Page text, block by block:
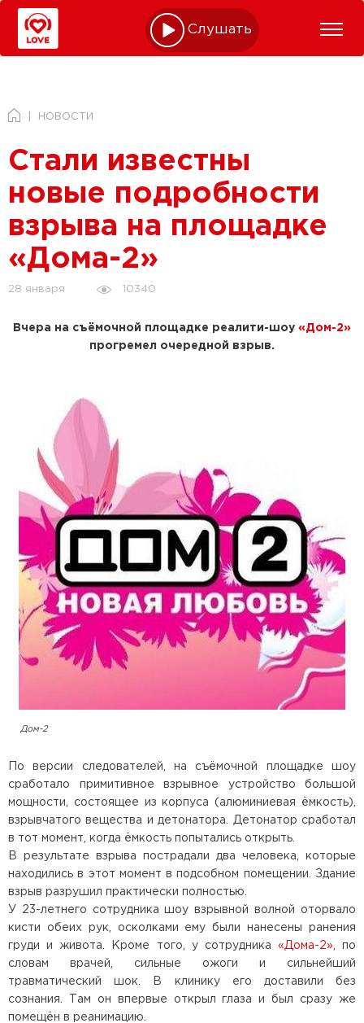
Слушать online
НОВОСТИ
Стали известны
новые подробности
взрыва на площадке
«Дома-2»
28 января 10340
Вчера на съёмочной площадке реалити-шоу «Дом-2»
прогремел очередной взрыв.
Дом-2
По версии следователей, на съёмочной площадке шоу
сработало примитивное взрывное устройство большой
мощности, состоящее из корпуса (алюминиевая ёмкость),
взрывчатого вещества и детонатора. Детонатор сработал
в тот момент, когда ёмкость попытались открыть.
В результате взрыва пострадали два человека, которые
находились в этот момент в подсобном помещении. Здание
взрыв разрушил практически полностью.
У 23-летнего сотрудника шоу взрывной волной оторвало
кисти обеих рук, осколками ему были нанесены ранения
груди и живота. Кроме того, у сотрудника «Дома-2» , по
словам врачей, сильные ожоги и сильнейший
травматический шок. В клинику его доставили без
сознания. Там он впервые открыл глаза и был сразу же
помещён в реанимацию.